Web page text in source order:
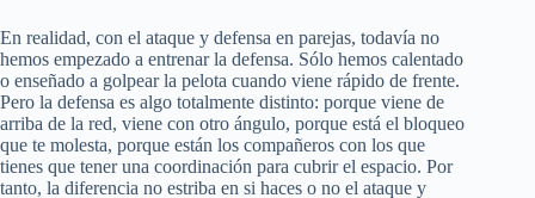
En realidad, con el ataque y defensa en parejas, todavía no
hemos empezado a entrenar la defensa. Sólo hemos calentado
o enseñado a golpear la pelota cuando viene rápido de frente.
Pero la defensa es algo totalmente distinto: porque viene de
arriba de la red, viene con otro ángulo, porque está el bloqueo
que te molesta, porque están los compañeros con los que
tienes que tener una coordinación para cubrir el espacio. Por
tanto, la diferencia no estriba en si haces o no el ataque y